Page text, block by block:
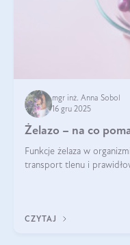
mgr inż. Anna Sobol
16 gru 2025
Żelazo – na co
Funkcje żelaza w
transport tlenu i
CZYTAJ